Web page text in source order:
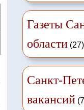
Газеты
области(27)
Санкт-
вакансий